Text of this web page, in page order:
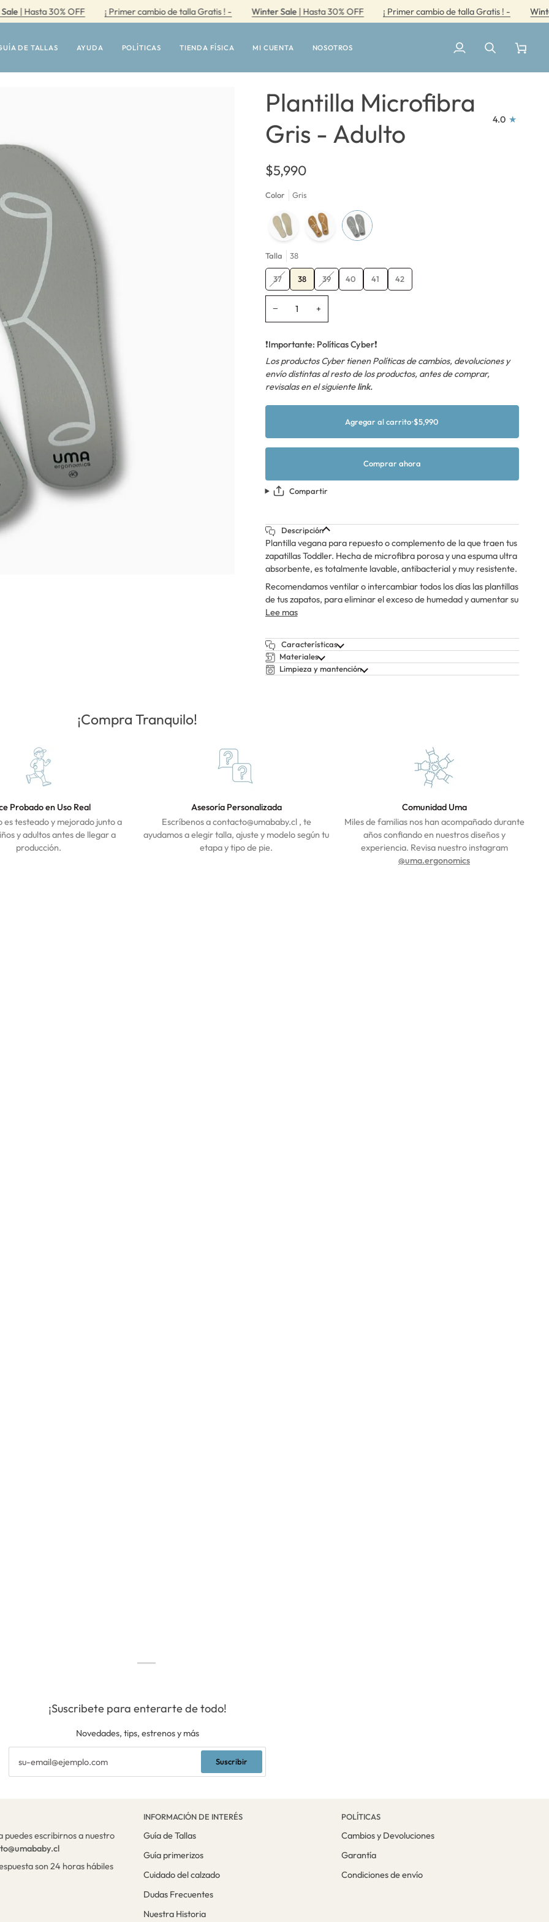
30% OFF ¡ Primer cambio de talla Gratis ! - Winter Sale| Hasta 30% OFF ¡ Primer cambio de talla Gratis ! - Winter Sale
DE TALLAS AYUDA POLÍTICAS TIENDA FÍSICA MI CUENTA NOSOTROS
Mi
Buscar Carrito
Plantilla Microfibra
Gris - Adulto
4.0
$5,990
Color Gris
Talla 38
37Variante
agotada
disponible
38 39Variante
agotada
disponible
40 41 42
− +
❗Importante: Políticas Cyber❗
Los productos Cyber tienen Políticas de cambios, devoluciones y
envío distintas al resto de los productos, antes de comprar,
revisalas en el siguientelink.
Agregar al carrito•$5,990
Comprar ahora
Compartir
Descripción
Plantilla vegana para repuesto o complemento de la que traen tus
zapatillas Toddler. Hecha de microfibra porosa y una espuma ultra
absorbente, es totalmente lavable, antibacterial y muy resistente.
Recomendamos ventilar o intercambiar todos los días las plantillas
de tus zapatos, para eliminar el exceso de humedad y aumentar su
Lee mas
Características
Materiales
Limpieza y mantención
¡Compra Tranquilo!
Probado en Uso Real
es testeado y mejorado junto a
y adultos antes de llegar a
producción.
Asesoría Personalizada
Escríbenos a contacto@umababy.cl , te
ayudamos a elegir talla, ajuste y modelo según tu
etapa y tipo de pie.
Comunidad Uma
Miles de familias nos han acompañado durante
años confiando en nuestros diseños y
experiencia. Revisa nuestro instagram
@uma.ergonomics
¡Suscribete para enterarte de todo!
Novedades, tips, estrenos y más
Suscribir
puedes escribirnos a nuestro
son 24 horas hábiles
INFORMACIÓN DE INTERÉS
Guía de Tallas
Guía primerizos
Cuidado del calzado
Dudas Frecuentes
Nuestra Historia
POLÍTICAS
Cambios y Devoluciones
Garantía
Condiciones de envío